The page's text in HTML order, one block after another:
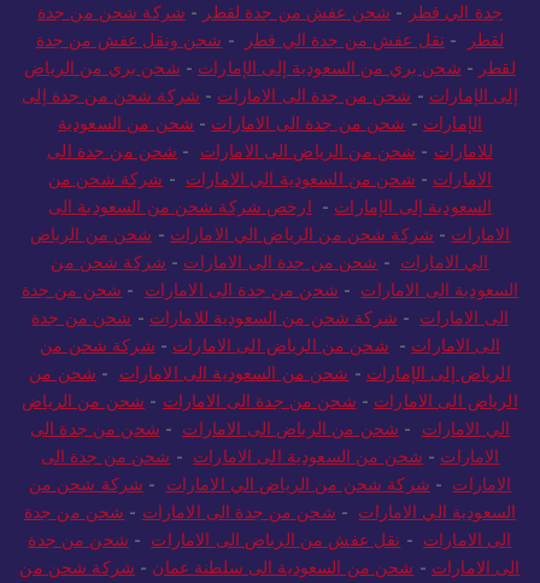
جدة الي قطر - شحن عفش من جدة لقطر - شركة شحن من جدة
لقطر
- نقل عفش من جدة الي قطر - شحن ونقل عفش من جدة
لقطر - شحن بري من السعودية إلى الإمارات - شحن بري من الرياض
إلى الإمارات - شحن من جدة الى الامارات - شركة شحن من جدة إلى
الإمارات - شحن من جدة الى الامارات - شحن من السعودية
للامارات - شحن من الرياض الى الامارات - شحن من جدة الى
الامارات - شحن من السعودية الي الامارات - شركة شحن من
السعودية إلى الإمارات - ارخص شركة شحن من السعودية الى
الامارات - شركة شحن من الرياض الي الامارات - شحن من الرياض
الي الامارات - شحن من جدة الى الامارات - شركة شحن من
السعودية الى الامارات - شحن من جدة الى الامارات - شحن من جدة
الى الامارات - شركة شحن من السعودية للامارات - شحن من جدة
الى الامارات - شحن من الرياض الى الامارات - شركة شحن من
الرياض إلى الإمارات - شحن من السعودية الى الامارات - شحن من
الرياض الى الامارات - شحن من جدة الى الامارات - شحن من الرياض
الي الامارات - شحن من الرياض الى الامارات - شحن من جدة الى
الامارات - شحن من السعودية الى الامارات - شحن من جدة الى
الامارات - شركة شحن من الرياض الي الامارات - شركة شحن من
السعودية الي الامارات - شحن من جدة الى الامارات - شحن من جدة
الى الامارات - نقل عفش من الرياض الى الامارات - شحن من جدة
الى الامارات - شحن من السعودية الى سلطنة عمان - شركة شحن من